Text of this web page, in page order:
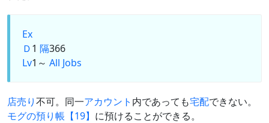
Ex
Ｄ1 隔366
Lv1～ All Jobs
店売り不可。同一アカウント 内であっても宅配できない。
モグの預り帳【19】 に預けることができる。